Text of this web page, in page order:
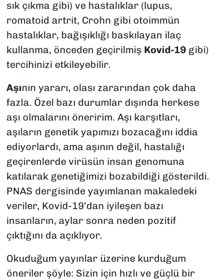
sık çıkma gibi) ve hastalıklar (lupus,
romatoid artrit, Crohn gibi otoimmün
hastalıklar, bağışıklığı baskılayan ilaç
kullanma, önceden geçirilmiş Kovid-19gibi)
tercihinizi etkileyebilir.
Aşının yararı, olası zararından çok daha
fazla. Özel bazı durumlar dışında herkese
aşı olmalarını öneririm. Aşı karşıtları,
aşıların genetik yapımızı bozacağını iddia
ediyorlardı, ama aşının değil, hastalığı
geçirenlerde virüsün insan genomuna
katılarak genetiğimizi bozabildiği gösterildi.
PNAS dergisinde yayımlanan makaledeki
veriler, Kovid-19’dan iyileşen bazı
insanların, aylar sonra neden pozitif
çıktığını da açıklıyor.
Okuduğum yayınlar üzerine kurduğum
öneriler şöyle: Sizin için hızlı ve güçlü bir
TEKNOLOJİ
YAŞAM
YEREL YÖNETİMLER